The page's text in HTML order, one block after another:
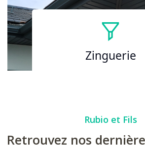
Zinguerie
Rubio et Fils
Retrouvez nos